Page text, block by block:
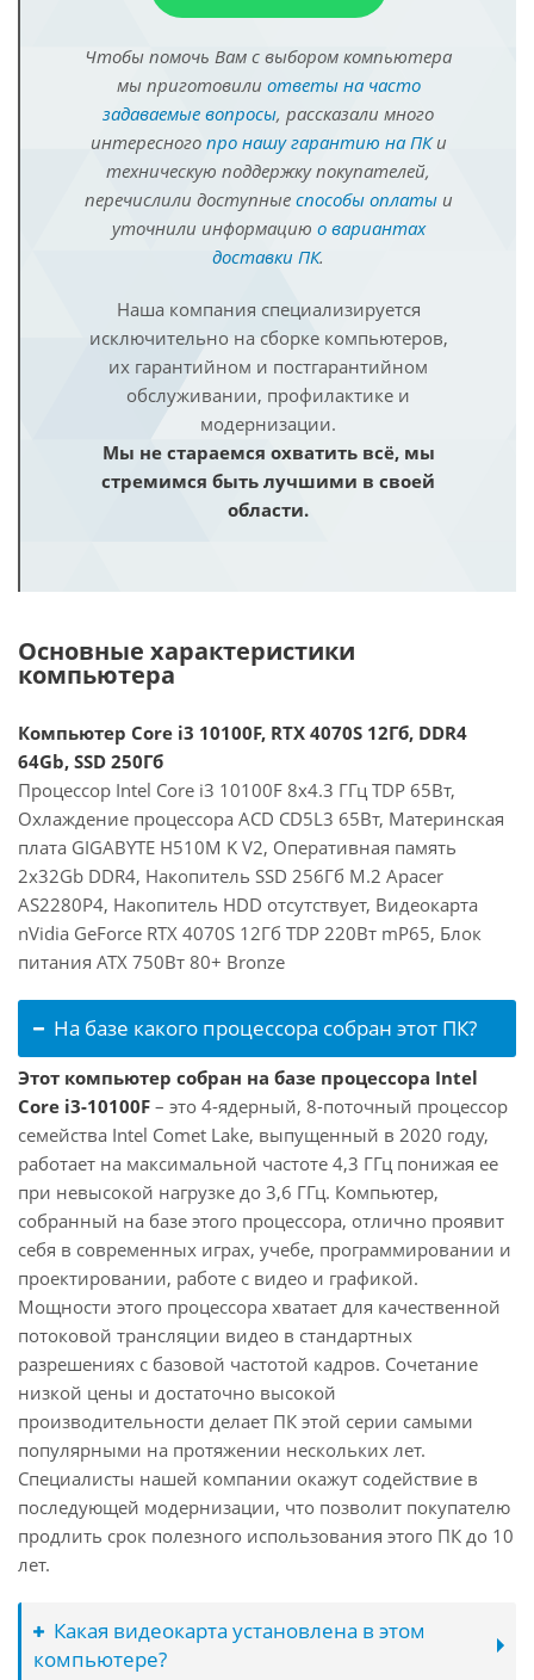
Чтобы помочь Вам с выбором компьютера
мы приготовили ответы на часто
задаваемые вопросы, рассказали много
интересного про нашу гарантию на ПКи
техническую поддержку покупателей,
перечислили доступные способы оплатыи
уточнили информацию о вариантах
доставки ПК.
Наша компания специализируется
исключительно на сборке компьютеров,
их гарантийном и постгарантийном
обслуживании, профилактике и
модернизации.
Мы не стараемся охватить всё, мы
стремимся быть лучшими в своей
области.
Основные характеристики
компьютера
Компьютер Core i3 10100F, RTX 4070S 12Гб, DDR4
64Gb, SSD 250Гб
Процессор Intel Core i3 10100F 8x4.3 ГГц TDP 65Вт,
Охлаждение процессора ACD CD5L3 65Вт, Материнская
плата GIGABYTE H510M K V2, Оперативная память
2x32Gb DDR4, Накопитель SSD 256Гб M.2 Apacer
AS2280P4, Накопитель HDD отсутствует, Видеокарта
nVidia GeForce RTX 4070S 12Гб TDP 220Вт mP65, Блок
питания ATX 750Вт 80+ Bronze
На базе какого процессора собран этот ПК?
Этот компьютер собран на базе процессора Intel
Core i3-10100F – это 4-ядерный, 8-поточный процессор
семейства Intel Comet Lake, выпущенный в 2020 году,
работает на максимальной частоте 4,3 ГГц понижая ее
при невысокой нагрузке до 3,6 ГГц. Компьютер,
собранный на базе этого процессора, отлично проявит
себя в современных играх, учебе, программировании и
проектировании, работе с видео и графикой.
Мощности этого процессора хватает для качественной
потоковой трансляции видео в стандартных
разрешениях с базовой частотой кадров. Сочетание
низкой цены и достаточно высокой
производительности делает ПК этой серии самыми
популярными на протяжении нескольких лет.
Специалисты нашей компании окажут содействие в
последующей модернизации, что позволит покупателю
продлить срок полезного использования этого ПК до 10
лет.
Какая видеокарта установлена в этом
компьютере?